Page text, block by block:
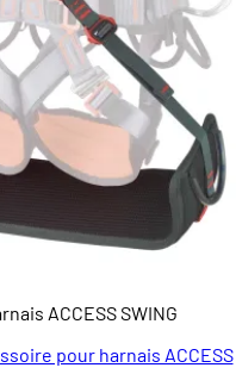
ACCESS SWING
pour harnais ACCESS